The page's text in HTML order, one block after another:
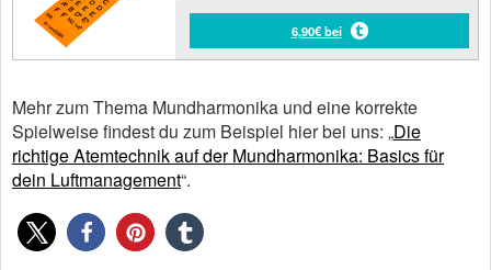
6,90€ bei
Mehr zum Thema Mundharmonika und eine korrekte
Spielweise findest du zum Beispiel hier bei uns: „Die
richtige Atemtechnik auf der Mundharmonika: Basics für
dein Luftmanagement“.